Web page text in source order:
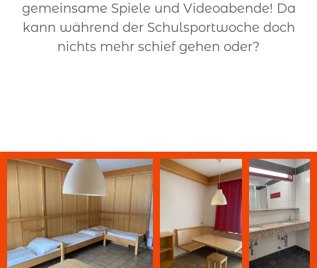
gemeinsame Spiele und Videoabende! Da
kann während der Schulsportwoche doch
nichts mehr schief gehen oder?